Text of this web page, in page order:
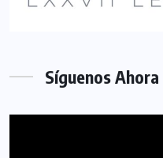
Síguenos Ahora